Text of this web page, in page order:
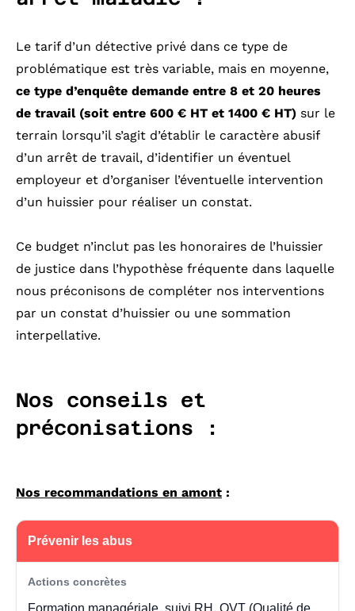
Le tarif d’un détective privé dans ce type de
problématique est très variable, mais en moyenne,
ce type d’enquête demande entre 8 et 20 heures
de travail (soit entre 600 € HT et 1400 € HT) sur le
terrain lorsqu’il s’agit d’établir le caractère abusif
d’un arrêt de travail, d’identifier un éventuel
employeur et d’organiser l’éventuelle intervention
d’un huissier pour réaliser un constat.
Ce budget n’inclut pas les honoraires de l’huissier
de justice dans l’hypothèse fréquente dans laquelle
nous préconisons de compléter nos interventions
par un constat d’huissier ou une sommation
interpellative.
Nos conseils et
préconisations :
Nos recommandations en amont :
Prévenir les abus